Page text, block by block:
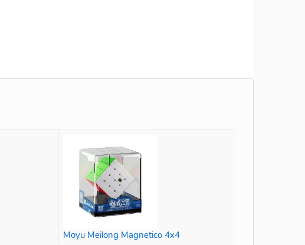
Moyu Meilong Magnetico 4x4